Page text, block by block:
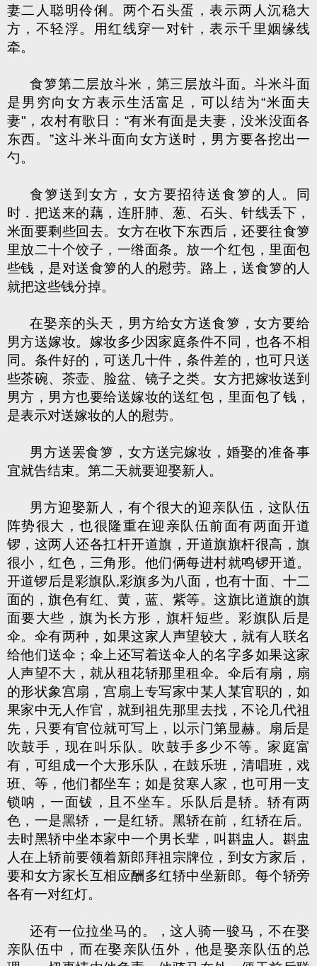
妻二人聪明伶俐。两个石头蛋，表示两人沉稳大
方，不轻浮。用红线穿一对针，表示千里姻缘线
牵。
食箩第二层放斗米，第三层放斗面。斗米斗面
是男穷向女方表示生活富足，可以结为“米面夫
妻"，农村有歌日：“有米有面是夫妻，没米没面各
东西。”这斗米斗面向女方送时，男方要各挖出一
勺。
食箩送到女方，女方要招待送食箩的人。同
时．把送来的藕，连肝肺、葱、石头、针线丢下，
米面要剩些回去。女方在收下东西后，还要往食箩
里放二十个饺子，一绺面条。放一个红包，里面包
些钱，是对送食箩的人的慰劳。路上，送食箩的人
就把这些钱分掉。
在娶亲的头天，男方给女方送食箩，女方要给
男方送嫁妆。嫁妆多少因家庭条件不同，也各不相
同。条件好的，可送几十件，条件差的，也可只送
些茶碗、茶壶、脸盆、镜子之类。女方把嫁妆送到
男方，男方也要给送嫁妆的送红包，里面包了钱，
是表示对送嫁妆的人的慰劳。
男方送罢食箩，女方送完嫁妆，婚娶的准备事
宜就告结束。第二天就要迎娶新人。
男方迎娶新人，有个很大的迎亲队伍，这队伍
阵势很大，也很隆重在迎亲队伍前面有两面开道
锣，这两人还各扛杆开道旗，开道旗旗杆很高，旗
很小，红色，三角形。他们俩每进村就鸣锣开道。
开道锣后是彩旗队,彩旗多为八面，也有十面、十二
面的，旗色有红、黄，蓝、紫等。这旗比道旗的旗
面要大些，旗为长方形，旗杆短些。彩旗队后是
伞。伞有两种，如果这家人声望较大，就有人联名
给他们送伞；伞上还写着送伞人的名字多如果这家
人声望不大，就从租花轿那里租伞。伞后有扇，扇
的形状象宫扇，宫扇上专写家中某人某官职的，如
果家中无人作官，就到祖先那里去找，不论几代祖
先，只要有官位就可写上，以示门第显赫。扇后是
吹鼓手，现在叫乐队。吹鼓手多少不等。家庭富
有，可组成一个大形乐队，在鼓乐班，清唱班，戏
班、等，他们都坐车；如是贫寒人家，也可用一支
锁呐，一面钹，且不坐车。乐队后是轿。轿有两
色，一是黑轿，一是红轿。黑轿在前，红轿在后。
去时黑轿中坐本家中一个男长辈，叫斟盅人。斟盅
人在上轿前要领着新郎拜祖宗牌位，到女方家后，
要和女方家长互相应酬多红轿中坐新郎。每个轿旁
各有一对红灯。
还有一位拉坐马的。，这人骑一骏马，不在娶
亲队伍中，而在娶亲队伍外，他是娶亲队伍的总